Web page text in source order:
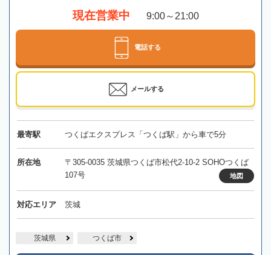
現在営業中 9:00～21:00
電話する
メールする
最寄駅 つくばエクスプレス「つくば駅」から車で5分
所在地
〒305-0035 茨城県つくば市松代2-10-2 SOHOつくば
107号
地図
対応エリア 茨城
茨城県 つくば市